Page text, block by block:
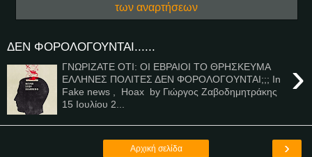
των αναρτήσεων
ΔΕΝ ΦΟΡΟΛΟΓΟΥΝΤΑΙ......
›
ΓΝΩΡΙΖΑΤΕ ΟΤΙ: ΟΙ ΕΒΡΑΙΟΙ ΤΟ ΘΡΗΣΚΕΥΜΑ
ΕΛΛΗΝΕΣ ΠΟΛΙΤΕΣ ΔΕΝ ΦΟΡΟΛΟΓΟΥΝΤΑΙ;;; In
Fake news , Hoax by Γιώργος Ζαβοδημητράκης
15 Ιουλίου 2...
›
Αρχική σελίδα